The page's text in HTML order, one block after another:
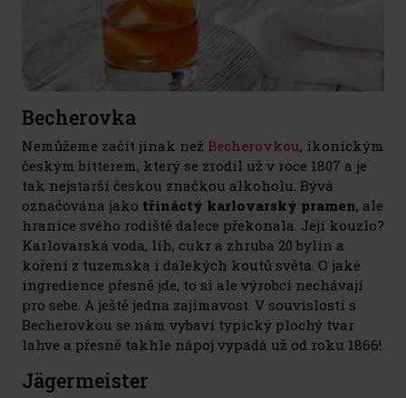
Becherovka
Nemůžeme začít jinak než Becherovkou, ikonickým
českým bitterem, který se zrodil už v roce 1807 a je
tak nejstarší českou značkou alkoholu. Bývá
označována jako třináctý karlovarský pramen, ale
hranice svého rodiště dalece překonala. Její kouzlo?
Karlovarská voda, líh, cukr a zhruba 20 bylin a
koření z tuzemska i dalekých koutů světa. O jaké
ingredience přesně jde, to si ale výrobci nechávají
pro sebe. A ještě jedna zajímavost. V souvislosti s
Becherovkou se nám vybaví typický plochý tvar
lahve a přesně takhle nápoj vypadá už od roku 1866!
Jägermeister